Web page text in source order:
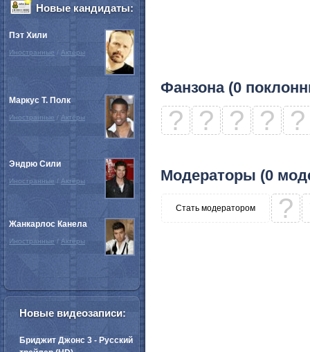
Фанзона (0
? ? ? ? ?
Модераторы (0
Стать модератором ?
Новые кандидаты:
Пэт Хили
Иностранные / Актёры
Маркус Т. Полк
Иностранные / Актёры
Эндрю Сили
Иностранные / Актёры
Жанкарлос Канела
Иностранные / Актёры
Новые видеозаписи:
Бриджит Джонс 3 - Русский